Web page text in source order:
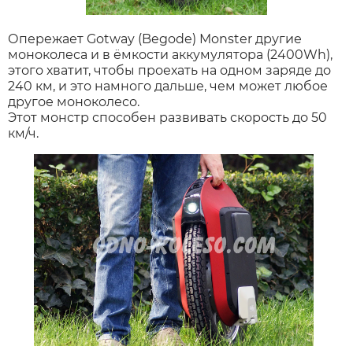
Опережает Gotway (Begode) Monster другие
моноколеса и в ёмкости аккумулятора (2400Wh),
этого хватит, чтобы проехать на одном заряде до
240 км, и это намного дальше, чем может любое
другое моноколесо.
Этот монстр способен развивать скорость до 50
км/ч.